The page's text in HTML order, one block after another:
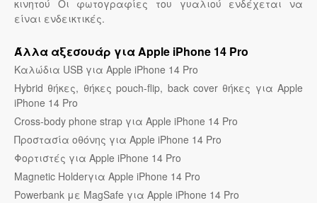
κινητού Οι φωτογραφίες του γυαλιού ενδέχεται να
είναι ενδεικτικές.
Άλλα αξεσουάρ για Apple iPhone 14 Pro
Καλώδια USB για Apple iPhone 14 Pro
Hybrid θήκες, θήκες pouch-flip, back cover θήκες για Apple
iPhone 14 Pro
Cross-body phone strap για Apple iPhone 14 Pro
Προστασία οθόνης για Apple iPhone 14 Pro
Φορτιστές για Apple iPhone 14 Pro
Magnetic Holderγια Apple iPhone 14 Pro
Powerbank με MagSafe για Apple iPhone 14 Pro